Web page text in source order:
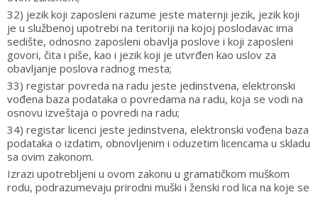
32) jezik koji zaposleni razume jeste maternji jezik, jezik koji
je u službenoj upotrebi na teritoriji na kojoj poslodavac ima
sedište, odnosno zaposleni obavlja poslove i koji zaposleni
govori, čita i piše, kao i jezik koji je utvrđen kao uslov za
obavljanje poslova radnog mesta;
33) registar povreda na radu jeste jedinstvena, elektronski
vođena baza podataka o povredama na radu, koja se vodi na
osnovu izveštaja o povredi na radu;
34) registar licenci jeste jedinstvena, elektronski vođena baza
podataka o izdatim, obnovljenim i oduzetim licencama u skladu
sa ovim zakonom.
Izrazi upotrebljeni u ovom zakonu u gramatičkom muškom
rodu, podrazumevaju prirodni muški i ženski rod lica na koje se